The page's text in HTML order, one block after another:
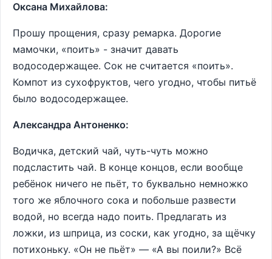
Оксана Михайлова:
Прошу прощения, сразу ремарка. Дорогие
мамочки, «поить» - значит давать
водосодержащее. Сок не считается «поить».
Компот из сухофруктов, чего угодно, чтобы питьё
было водосодержащее.
Александра Антоненко:
Водичка, детский чай, чуть-чуть можно
подсластить чай. В конце концов, если вообще
ребёнок ничего не пьёт, то буквально немножко
того же яблочного сока и побольше развести
водой, но всегда надо поить. Предлагать из
ложки, из шприца, из соски, как угодно, за щёчку
потихоньку. «Он не пьёт» ― «А вы поили?» Всё